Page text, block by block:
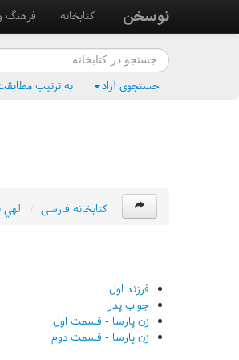
نوسخن کتابخانه فرهنگ
جستجوی آزاد به ترتیب
کتابخانه فارسی / الهي
فرزند اول
جواب پدر
زن پارسا - قسمت اول
زن پارسا - قسمت دوم